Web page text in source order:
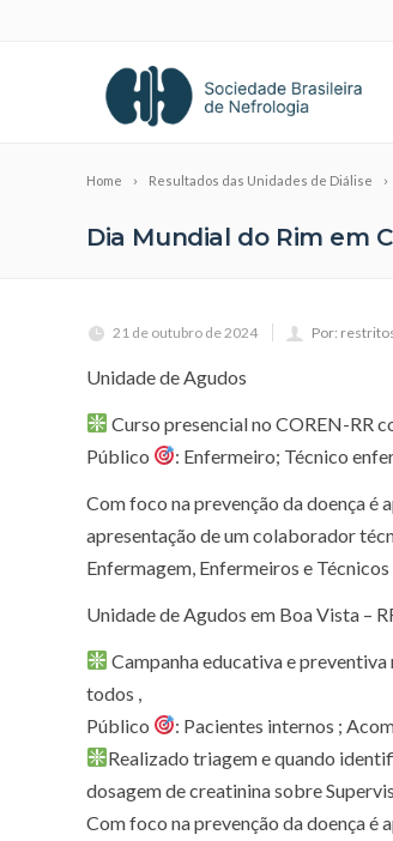
Home Resultados das Unidades de Diálise
Dia Mundial do Rim em
21 de outubro de 2024 Por:
Unidade de Agudos
Curso presencial no COREN-RR
Público
: Enfermeiro; Técnico
Com foco na prevenção da doença
apresentação de um colaborador
Enfermagem, Enfermeiros e
Unidade de Agudos em Boa Vista –
Campanha educativa e
todos ,
Público
: Pacientes internos ;
Realizado triagem e quando
dosagem de creatinina sobre
Com foco na prevenção da doença é